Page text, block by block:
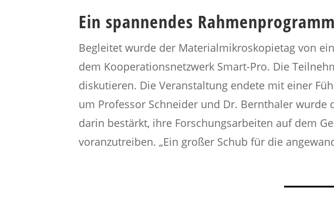
Ein spannendes Rahmenprogramm
Begleitet wurde der Materialmikroskopietag von
dem Kooperationsnetzwerk Smart-Pro. Die
diskutieren. Die Veranstaltung endete mit einer
um Professor Schneider und Dr. Bernthaler
darin bestärkt, ihre Forschungsarbeiten auf dem
voranzutreiben. „Ein großer Schub für die